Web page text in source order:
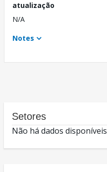
atualização
N/A
Notes
Setores
Não há dados disponíveis